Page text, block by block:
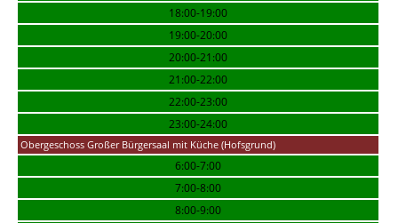
18:00-19:00
19:00-20:00
20:00-21:00
21:00-22:00
22:00-23:00
23:00-24:00
Obergeschoss Großer Bürgersaal mit Küche (Hofsgrund)
6:00-7:00
7:00-8:00
8:00-9:00